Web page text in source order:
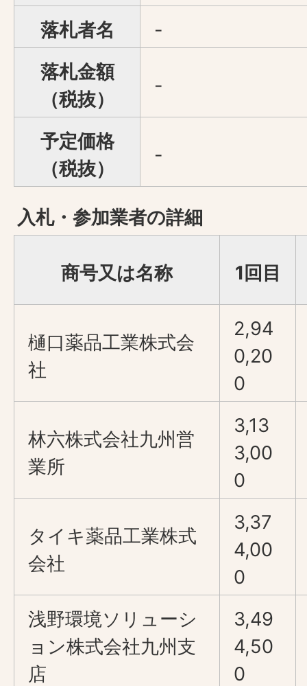
落札者名
-
落札金額
（税抜）
-
予定価格
（税抜）
-
入札・参加業者の詳細
商号又は名称 1回目
樋口薬品工業株式会
社
2,94
0,20
0
林六株式会社九州営
業所
3,13
3,00
0
タイキ薬品工業株式
会社
3,37
4,00
0
浅野環境ソリューシ
ョン株式会社九州支
店
3,49
4,50
0